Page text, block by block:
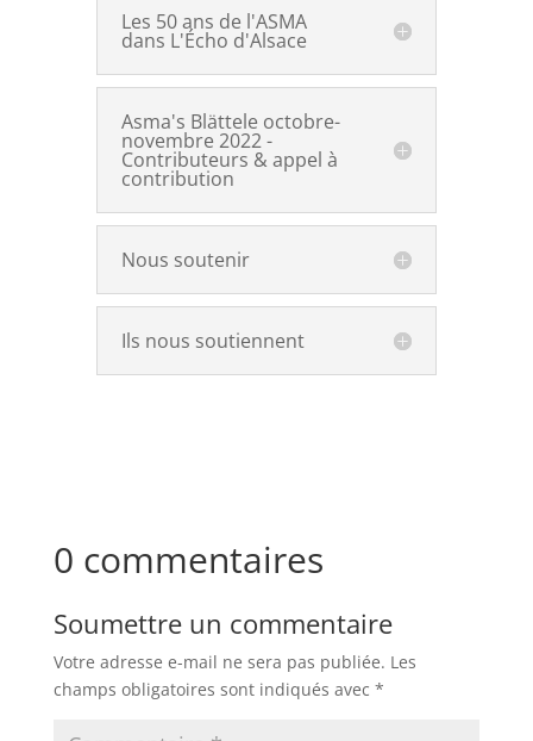
Les 50 ans de l'ASMA
dans L'Écho d'Alsace
Asma's Blättele octobre-
novembre 2022 -
Contributeurs & appel à
contribution
Nous soutenir
Ils nous soutiennent
0 commentaires
Soumettre un commentaire
Votre adresse e-mail ne sera pas publiée. Les
champs obligatoires sont indiqués avec *